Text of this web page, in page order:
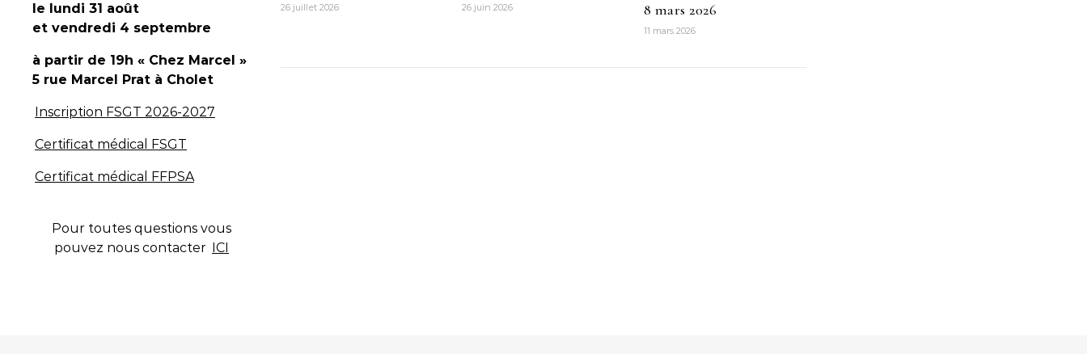
le lundi 31 août
et vendredi 4 septembre
à partir de 19h « Chez Marcel »
5 rue Marcel Prat à Cholet
Inscription FSGT 2026-2027
Certificat médical FSGT
Certificat médical FFPSA
Pour toutes questions vous
pouvez nous contacter ICI
26 juillet 2026 26 juin 2026
8 mars 2026
11 mars 2026